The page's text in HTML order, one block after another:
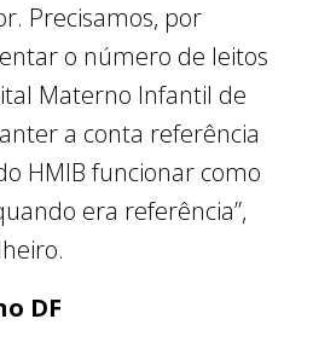
Precisamos, por
o número de leitos
Materno Infantil de
a conta referência
HMIB funcionar como
era referência”,
DF